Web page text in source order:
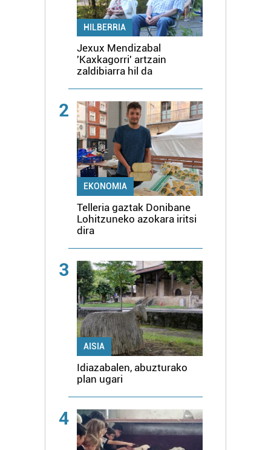
HILBERRIA
Jexux Mendizabal
'Kaxkagorri' artzain
zaldibiarra hil da
2
EKONOMIA
Telleria gaztak Donibane
Lohitzuneko azokara iritsi
dira
3
AISIA
Idiazabalen, abuzturako
plan ugari
4